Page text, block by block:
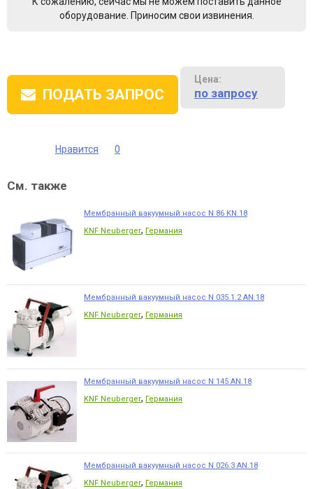
оборудование. Приносим свои извинения.
ПОДАТЬ ЗАПРОС
Цена:
по запросу
Нравится 0
См. также
Мембранный вакуумный насос N 86 KN.18
KNF Neuberger, Германия
Мембранный вакуумный насос N 035.1.2 AN.18
KNF Neuberger, Германия
Мембранный вакуумный насос N 145 AN.18
KNF Neuberger, Германия
Мембранный вакуумный насос N 026.3 AN.18
KNF Neuberger, Германия